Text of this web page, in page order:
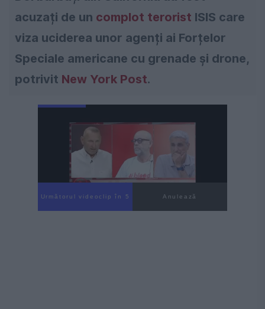
acuzați de un complot terorist ISIS care
viza uciderea unor agenți ai Forțelor
Speciale americane cu grenade și drone,
potrivit New York Post.
Următorul videoclip în 4 Anulează